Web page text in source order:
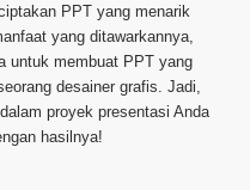
PPT yang menarik
yang ditawarkannya,
untuk membuat PPT yang
desainer grafis. Jadi,
proyek presentasi Anda
hasilnya!